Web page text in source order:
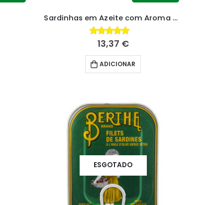
Sardinhas em Azeite com Aroma de Fumo
4.83fora de 5
13,37 €
ADICIONAR
ESGOTADO